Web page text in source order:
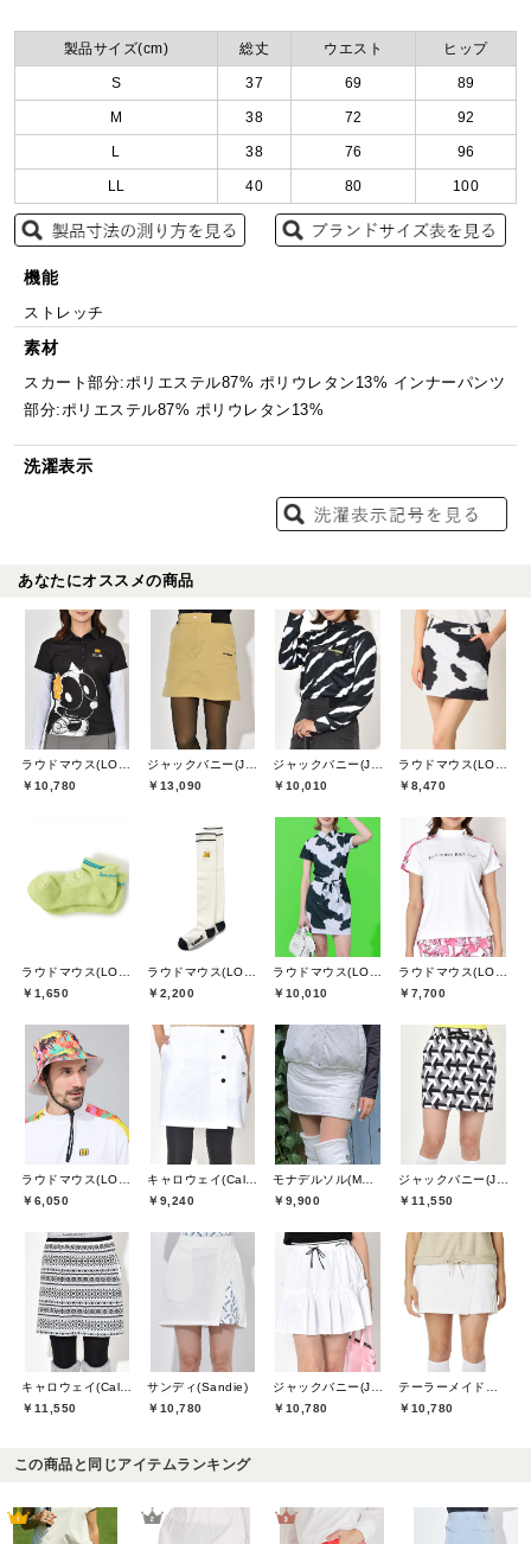
製品サイズ(cm) 総丈 ウエスト ヒップ
S 37 69 89
M 38 72 92
L 38 76 96
LL 40 80 100
機能
ストレッチ
素材
スカート部分:ポリエステル87% ポリウレタン13% インナーパンツ
部分:ポリエステル87% ポリウレタン13%
洗濯表示
あなたにオススメの商品
ラウドマウス(LOUDMOUTH)
￥10,780
ジャックバニー(Jack Bunny)
￥13,090
ジャックバニー(Jack Bunny)
￥10,010
ラウドマウス(LOUDMOUTH)
￥8,470
ラウドマウス(LOUDMOUTH)
￥1,650
ラウドマウス(LOUDMOUTH)
￥2,200
ラウドマウス(LOUDMOUTH)
￥10,010
ラウドマウス(LOUDMOUTH)
￥7,700
ラウドマウス(LOUDMOUTH)
￥6,050
キャロウェイ(Callaway)
￥9,240
モナデルソル(MONA DELSOL)
￥9,900
ジャックバニー(Jack Bunny)
￥11,550
キャロウェイ(Callaway)
￥11,550
サンディ(Sandie)
￥10,780
ジャックバニー(Jack Bunny)
￥10,780
テーラーメイドゴルフ(TaylorMade Golf)
￥10,780
この商品と同じアイテムランキング